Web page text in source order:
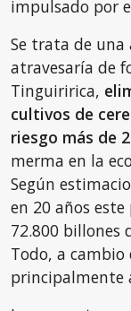
impulsado por
Se trata de
atravesaría de
Tinguiririca,
cultivos de
riesgo más de
merma en la
Según
en 20 años
72.800 billones
Todo, a
principalmente